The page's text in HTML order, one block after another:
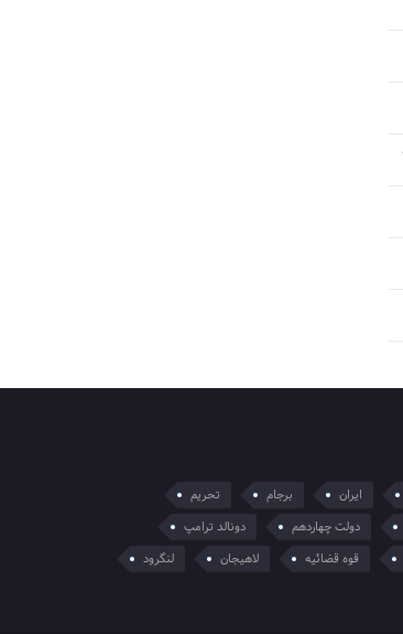
ایران برجام
تحریم
دولت چهاردهم
دونالد ترامپ
قوه قضائیه لاهیجان
لنگرود